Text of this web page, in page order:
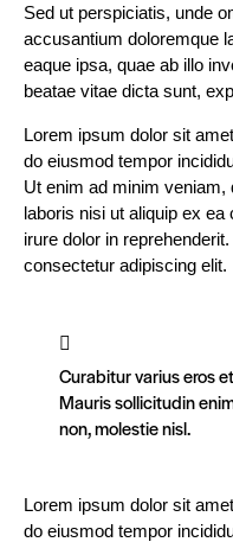
Sed ut perspiciatis, unde
accusantium doloremque
eaque ipsa, quae ab illo
beatae vitae dicta sunt,
Lorem ipsum dolor sit
do eiusmod tempor
Ut enim ad minim
laboris nisi ut aliquip ex
irure dolor in
consectetur adipiscing elit.
Curabitur varius eros
Mauris sollicitudin
non, molestie nisl.
Lorem ipsum dolor sit
do eiusmod tempor